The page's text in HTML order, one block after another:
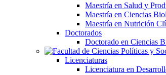
Maestría en Salud y
Maestría en Ciencias
Maestría en Nutrición
Doctorados
Doctorado en Ciencias
Licenciaturas
Licenciatura en